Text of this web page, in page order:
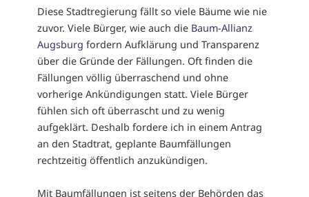
Diese Stadtregierung fällt so viele Bäume wie nie
zuvor. Viele Bürger, wie auch die Baum-Allianz
Augsburg fordern Aufklärung und Transparenz
über die Gründe der Fällungen. Oft finden die
Fällungen völlig überraschend und ohne
vorherige Ankündigungen statt. Viele Bürger
fühlen sich oft überrascht und zu wenig
aufgeklärt. Deshalb fordere ich in einem Antrag
an den Stadtrat, geplante Baumfällungen
rechtzeitig öffentlich anzukündigen.
Mit Baumfällungen ist seitens der Behörden das